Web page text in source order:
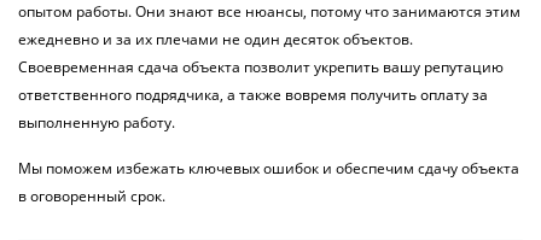
опытом работы. Они знают все нюансы, потому что занимаются этим
ежедневно и за их плечами не один десяток объектов.
Своевременная сдача объекта позволит укрепить вашу репутацию
ответственного подрядчика, а также вовремя получить оплату за
выполненную работу.
Мы поможем избежать ключевых ошибок и обеспечим сдачу объекта
в оговоренный срок.